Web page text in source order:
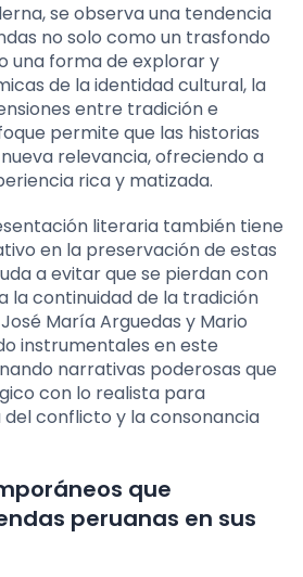
se observa una tendencia
no solo como un trasfondo
una forma de explorar y
de la identidad cultural, la
entre tradición e
permite que las historias
relevancia, ofreciendo a
rica y matizada.
literaria también tiene
en la preservación de estas
a evitar que se pierdan con
la continuidad de la tradición
María Arguedas y Mario
instrumentales en este
narrativas poderosas que
con lo realista para
conflicto y la consonancia
que
peruanas en sus